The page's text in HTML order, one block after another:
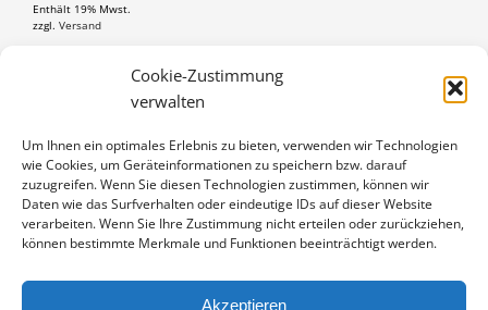
Cookie-Zustimmung
verwalten
Um Ihnen ein optimales Erlebnis zu bieten, verwenden wir Technologien
wie Cookies, um Geräteinformationen zu speichern bzw. darauf
zuzugreifen. Wenn Sie diesen Technologien zustimmen, können wir
Daten wie das Surfverhalten oder eindeutige IDs auf dieser Website
verarbeiten. Wenn Sie Ihre Zustimmung nicht erteilen oder zurückziehen,
können bestimmte Merkmale und Funktionen beeinträchtigt werden.
Akzeptieren
Enthält 19% Mwst.
zzgl. Versand
IN DEN WARENKORB
Artikelnummer:PK-15070144
Kategorie: Weitere Motive